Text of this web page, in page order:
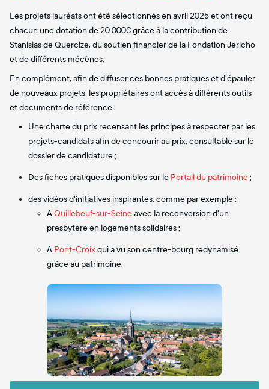
Les projets lauréats ont été sélectionnés en avril 2025 et ont reçu
chacun une dotation de 20 000€ grâce à la contribution de
Stanislas de Quercize, du soutien financier de la Fondation Jericho
et de différents mécènes.
En complément, afin de diffuser ces bonnes pratiques et d'épauler
de nouveaux projets, les propriétaires ont accès à différents outils
et documents de référence :
Une charte du prix recensant les principes à respecter par les
projets-candidats afin de concourir au prix, consultable sur le
dossier de candidature ;
Des fiches pratiques disponibles sur le Portail du patrimoine;
des vidéos d'initiatives inspirantes, comme par exemple :
AQuillebeuf-sur-Seineavec la reconversion d'un
presbytère en logements solidaires ;
A Pont-Croixqui a vu son centre-bourg redynamisé
grâce au patrimoine.